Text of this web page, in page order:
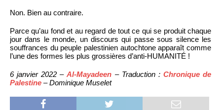
Non. Bien au contraire.
Parce qu’au fond et au regard de tout ce qui se produit chaque
jour dans le monde, un discours qui passe sous silence les
souffrances du peuple palestinien autochtone apparaît comme
l’une des formes les plus grossières d’anti-HUMANITÉ !
6 janvier 2022 –Al-Mayadeen – Traduction : Chronique de
Palestine – Dominique Muselet